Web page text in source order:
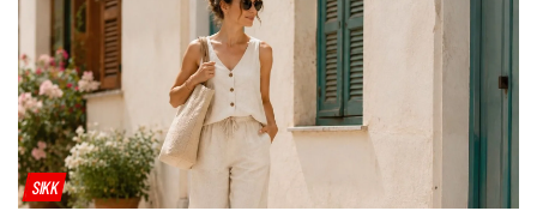
SIKK